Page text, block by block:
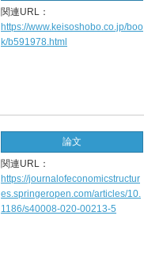
関連URL：
https://www.keisoshobo.co.jp/boo
k/b591978.html
論文
関連URL：
https://journalofeconomicstructur
es.springeropen.com/articles/10.
1186/s40008-020-00213-5